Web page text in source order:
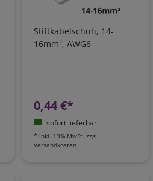
Stiftkabelschuh, 14-
16mm², AWG6
0,44 €*
sofort lieferbar
* inkl. 19% MwSt. zzgl.
Versandkosten